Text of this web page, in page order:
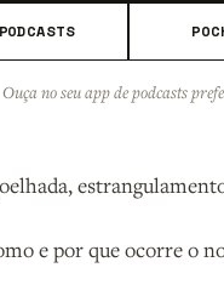
Ouça no seu app de podcasts
e por que ocorre o